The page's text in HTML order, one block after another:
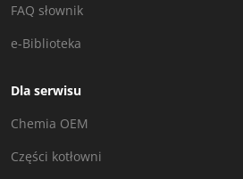
FAQ słownik
e-Biblioteka
Dla serwisu
Chemia OEM
Części kotłowni